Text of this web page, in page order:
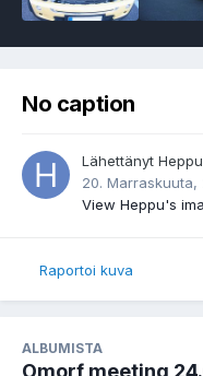
No caption
Lähettänyt Heppu
20. Marraskuuta,
View Heppu's
Raportoi kuva
ALBUMISTA
Omorf meeting